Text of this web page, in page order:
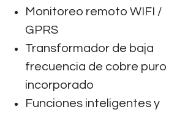
Monitoreo remoto WIFI /
GPRS
Transformador de baja
frecuencia de cobre puro
incorporado
Funciones inteligentes y